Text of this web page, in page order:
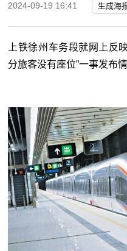
2024-09-19 16:41 生成海
上铁徐州车务段就网上反
分旅客没有座位”一事发布